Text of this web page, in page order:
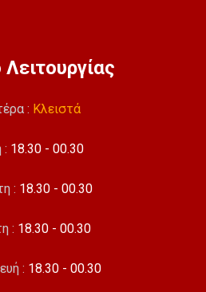
: Κλειστά
: 18.30 - 00.30
: 18.30 - 00.30
: 18.30 - 00.30
: 18.30 - 00.30